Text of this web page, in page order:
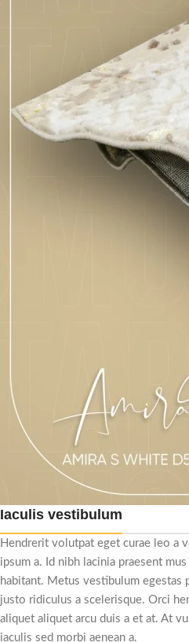
Iaculis vestibulum
Hendrerit volutpat eget curae leo a
ipsum a. Id nibh lacinia praesent mus
habitant. Metus vestibulum egestas
justo ridiculus a scelerisque. Orci
aliquet aliquet arcu duis a et at. At
iaculis sed morbi aenean a.